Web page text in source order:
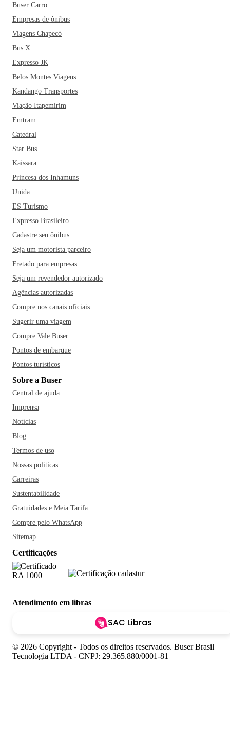
Buser Carro
Empresas de ônibus
Viagens Chapecó
Bus X
Expresso JK
Belos Montes Viagens
Kandango Transportes
Viação Itapemirim
Emtram
Catedral
Star Bus
Kaissara
Princesa dos Inhamuns
Unida
ES Turismo
Expresso Brasileiro
Cadastre seu ônibus
Seja um motorista parceiro
Fretado para empresas
Seja um revendedor autorizado
Agências autorizadas
Compre nos canais oficiais
Sugerir uma viagem
Compre Vale Buser
Pontos de embarque
Pontos turísticos
Sobre a Buser
Central de ajuda
Imprensa
Notícias
Blog
Termos de uso
Nossas políticas
Carreiras
Sustentabilidade
Gratuidades e Meia Tarifa
Compre pelo WhatsApp
Sitemap
Certificações
Atendimento em libras
SAC Libras
© 2026 Copyright - Todos os direitos reservados. Buser Brasil
Tecnologia LTDA - CNPJ: 29.365.880/0001-81